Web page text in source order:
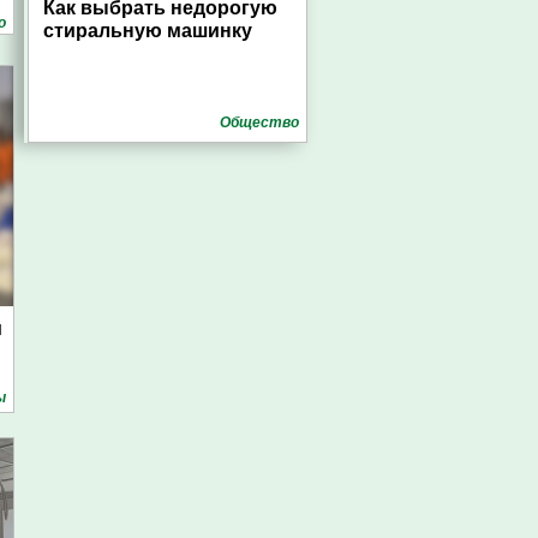
Как выбрать недорогую
стиральную машинку
Общество